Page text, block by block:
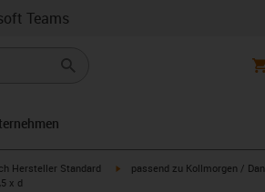
Teams
Hersteller Standard igus-icon-arrow-right
passend zu Kollmorgen /
x d